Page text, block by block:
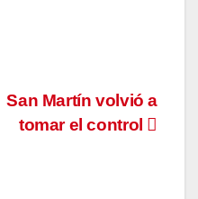
San Martín volvió a
tomar el control